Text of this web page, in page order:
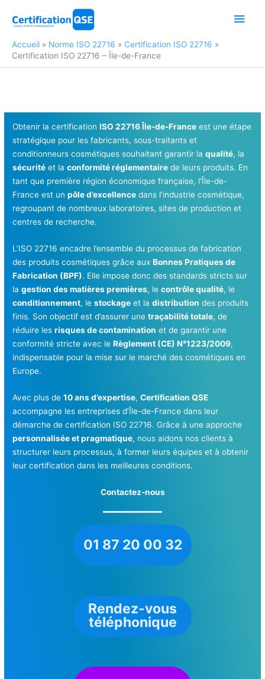
Accueil Norme ISO 22716
Certification ISO 22716
Certification ISO 22716 – Île-de-France
Obtenir la certificationISO 22716 Île-de-France est une étape
stratégique pour les fabricants, sous-traitants et
conditionneurs cosmétiques souhaitant garantir laqualité, la
sécurité et laconformité réglementaire de leurs produits. En
tant que première région économique française, l’Île-de-
France est unpôle d’excellence dans l’industrie cosmétique,
regroupant de nombreux laboratoires, sites de production et
centres de recherche.
L’ISO 22716 encadre l’ensemble du processus de fabrication
des produits cosmétiques grâce auxBonnes Pratiques de
Fabrication (BPF). Elle impose donc des standards stricts sur
lagestion des matières premières, lecontrôle qualité, le
conditionnement, lestockage et ladistribution des produits
finis. Son objectif est d’assurer unetraçabilité totale, de
réduire lesrisques de contamination et de garantir une
conformité stricte avec leRèglement (CE) N°1223/2009,
indispensable pour la mise sur le marché des cosmétiques en
Europe.
Avec plus de10 ans d’expertise,Certification QSE
accompagne les entreprises d’Île-de-France dans leur
démarche de certification ISO 22716. Grâce à une approche
personnalisée et pragmatique, nous aidons nos clients à
structurer leurs processus, à former leurs équipes et à obtenir
leur certification dans les meilleures conditions.
Contactez-nous
01 87 20 00 32
Rendez-vous
téléphonique